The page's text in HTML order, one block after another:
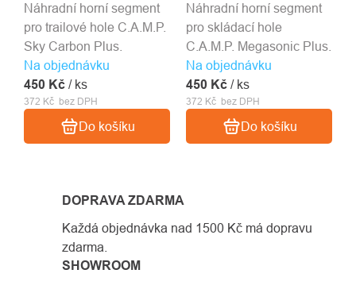
Na objednávku
372 Kč bez DPH
450 Kč / ks
Do košíku
Náhradní horní segment
pro trailové hole C.A.M.P.
Sky Carbon Plus.
Na objednávku
372 Kč bez DPH
450 Kč / ks
Do košíku
Náhradní horní segment
pro skládací hole
C.A.M.P. Megasonic Plus.
DOPRAVA ZDARMA
Každá objednávka nad 1500 Kč má dopravu
zdarma.
SHOWROOM